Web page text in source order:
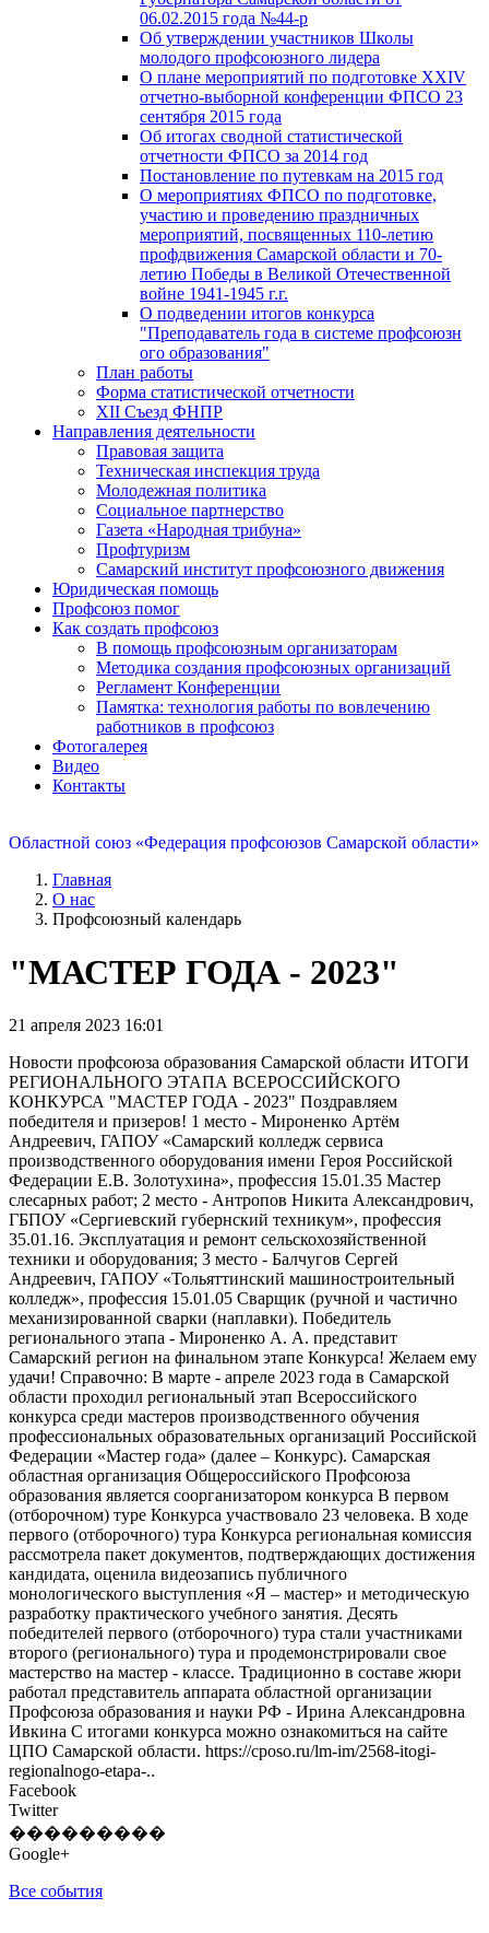
06.02.2015 года №44-р
Об утверждении участников Школы
молодого профсоюзного лидера
О плане мероприятий по подготовке XXIV
отчетно-выборной конференции ФПСО 23
сентября 2015 года
Об итогах сводной статистической
отчетности ФПСО за 2014 год
Постановление по путевкам на 2015 год
О мероприятиях ФПСО по подготовке,
участию и проведению праздничных
мероприятий, посвященных 110-летию
профдвижения Самарской области и 70-
летию Победы в Великой Отечественной
войне 1941-1945 г.г.
О подведении итогов конкурса
"Преподаватель года в системе профсоюзн
ого образования"
План работы
Форма статистической отчетности
XII Съезд ФНПР
Направления деятельности
Правовая защита
Техническая инспекция труда
Молодежная политика
Социальное партнерство
Газета «Народная трибуна»
Профтуризм
Самарский институт профсоюзного движения
Юридическая помощь
Профсоюз помог
Как создать профсоюз
В помощь профсоюзным организаторам
Методика создания профсоюзных организаций
Регламент Конференции
Памятка: технология работы по вовлечению
работников в профсоюз
Фотогалерея
Видео
Контакты
Областной союз «Федерация профсоюзов Самарской области»
Главная
О нас
Профсоюзный календарь
"МАСТЕР ГОДА - 2023"
21 апреля 2023 16:01
Новости профсоюза образования Самарской области ИТОГИ
РЕГИОНАЛЬНОГО ЭТАПА ВСЕРОССИЙСКОГО
КОНКУРСА "МАСТЕР ГОДА - 2023" Поздравляем
победителя и призеров! 1 место - Мироненко Артём
Андреевич, ГАПОУ «Самарский колледж сервиса
производственного оборудования имени Героя Российской
Федерации Е.В. Золотухина», профессия 15.01.35 Мастер
слесарных работ; 2 место - Антропов Никита Александрович,
ГБПОУ «Сергиевский губернский техникум», профессия
35.01.16. Эксплуатация и ремонт сельскохозяйственной
техники и оборудования; 3 место - Балчугов Сергей
Андреевич, ГАПОУ «Тольяттинский машиностроительный
колледж», профессия 15.01.05 Сварщик (ручной и частично
механизированной сварки (наплавки). Победитель
регионального этапа - Мироненко А. А. представит
Самарский регион на финальном этапе Конкурса! Желаем ему
удачи! Справочно: В марте - апреле 2023 года в Самарской
области проходил региональный этап Всероссийского
конкурса среди мастеров производственного обучения
профессиональных образовательных организаций Российской
Федерации «Мастер года» (далее – Конкурс). Самарская
областная организация Общероссийского Профсоюза
образования является соорганизатором конкурса В первом
(отборочном) туре Конкурса участвовало 23 человека. В ходе
первого (отборочного) тура Конкурса региональная комиссия
рассмотрела пакет документов, подтверждающих достижения
кандидата, оценила видеозапись публичного
монологического выступления «Я – мастер» и методическую
разработку практического учебного занятия. Десять
победителей первого (отборочного) тура стали участниками
второго (регионального) тура и продемонстрировали свое
мастерство на мастер - классе. Традиционно в составе жюри
работал представитель аппарата областной организации
Профсоюза образования и науки РФ - Ирина Александровна
Ивкина С итогами конкурса можно ознакомиться на сайте
ЦПО Самарской области. https://cposo.ru/lm-im/2568-itogi-
regionalnogo-etapa-..
Facebook
Twitter
���������
Google+
Все события